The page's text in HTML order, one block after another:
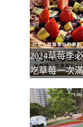
2024草莓季
吃草莓一次